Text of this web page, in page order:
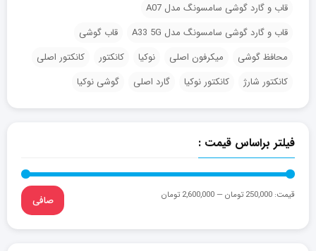
قاب و گارد گوشی سامسونگ مدل A07
قاب و گارد گوشی سامسونگ مدل A33 5G
قاب گوشی
محافظ گوشی
میکرفون اصلی نوکیا کانکتور
کانکتور اصلی
کانکتور شارژ
کانکتور نوکیا گارد اصلی گوشی نوکیا
فیلتر براساس قیمت :
صافی قيمت: 250,000 تومان —2,600,000 تومان